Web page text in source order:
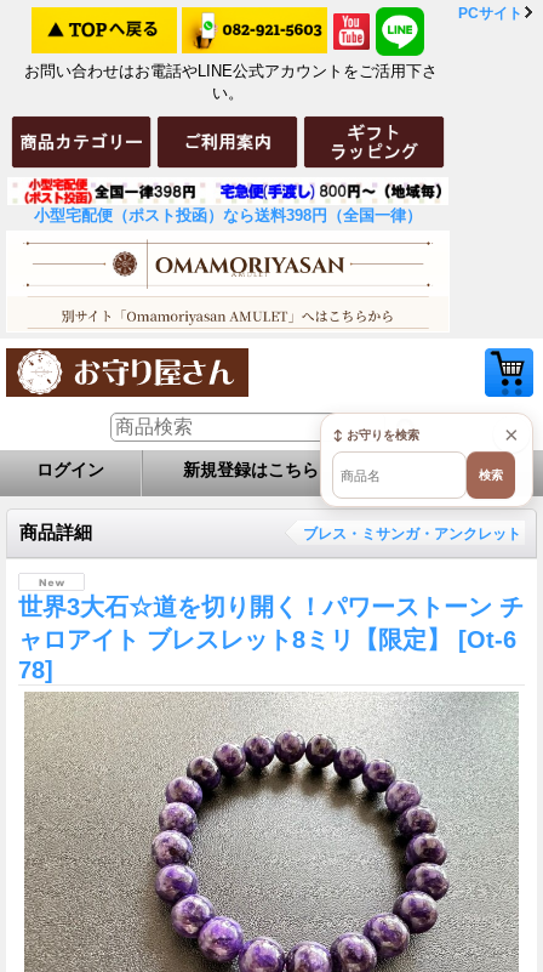
お問い合わせはお電話やLINE公式アカウントをご活用下さ
い。
小型宅配便（ポスト投函）なら送料398円（全国一律）
PCサイト
ログイン 新規登録はこちら お問い合せ
商品詳細 ブレス・ミサンガ・アンクレット
世界3大石☆道を切り開く！パワーストーン チ
ャロアイト ブレスレット8ミリ【限定】 [Ot-6
78]
×
↕ お守りを検索
検索